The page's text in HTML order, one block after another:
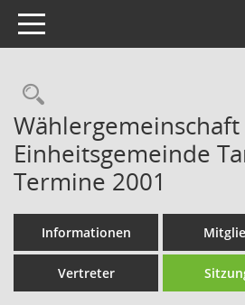
Toggle navigation
Rechercheauswahl
Einheitsgemeinde
Termine 2001
Informationen
Vertreter